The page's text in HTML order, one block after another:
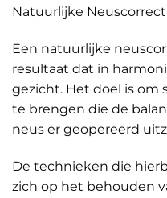
Natuurlijke
Een natuurlijke
resultaat dat in
gezicht. Het doel is om
te brengen die de
neus er geopereerd
De technieken die
zich op het behouden